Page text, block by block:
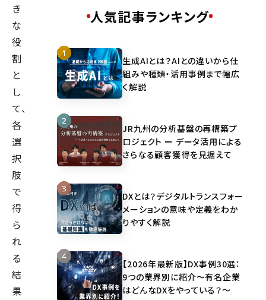
き
な
役
割
と
し
て、
各
選
択
肢
で
得
ら
れ
る
結
果
人気記事ランキング
生成AIとは？AIとの違いから仕
組みや種類・活用事例まで幅広
く解説
JR九州の分析基盤の再構築プ
ロジェクト ー データ活用による
さらなる顧客獲得を見据えて
DXとは？デジタルトランスフォー
メーションの意味や定義をわか
りやすく解説
【2026年最新版】DX事例30選：
9つの業界別に紹介～有名企業
はどんなDXをやっている？～